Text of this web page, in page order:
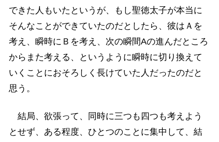
できた人もいたというが、もし聖徳太子が本当に
そんなことができていたのだとしたら、彼はＡを
考え、瞬時にＢを考え、次の瞬間Aの進んだところ
からまた考える、というように瞬時に切り換えて
いくことにおそろしく長けていた人だったのだと
思う。
結局、欲張って、同時に三つも四つも考えよう
とせず、ある程度、ひとつのことに集中して、結